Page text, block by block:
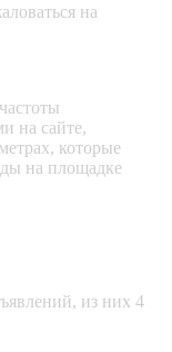
на
на сайте,
которые
на площадке
из них 4